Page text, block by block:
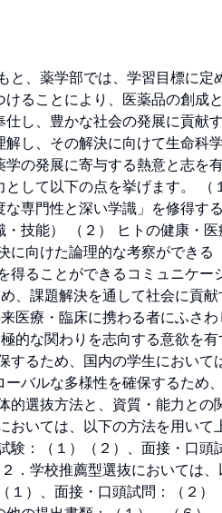
と、薬学部では、学習目標に
ることにより、医薬品の創成
し、豊かな社会の発展に貢献
し、その解決に向けて生命科
の発展に寄与する熱意と志を
して以下の点を挙げます。 （
専門性と深い学識」を修得す
技能） （２） ヒトの健康・
向けた論理的な考察ができる
得ることができるコミュニケ
、課題解決を通して社会に貢
医療・臨床に携わる者にふさ
的な関わりを志向する意欲を
るため、国内の学生において
バルな多様性を確保するため
選抜方法と、資質・能力との
いては、以下の方法を用いて
：（１）（２）、面接・口頭
．学校推薦型選抜においては
）、面接・口頭試問：（２）